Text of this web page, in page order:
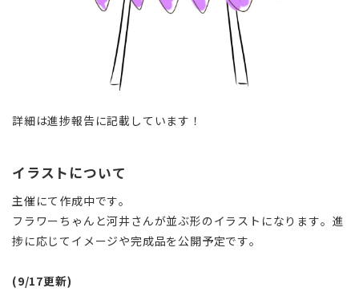
詳細は進捗報告に記載しています！
イラストについて
主催にて作成中です。
フラワーちゃんと河井さんが並ぶ形のイラストになります。進
捗に応じてイメージや完成品を公開予定です。
(9/17更新)